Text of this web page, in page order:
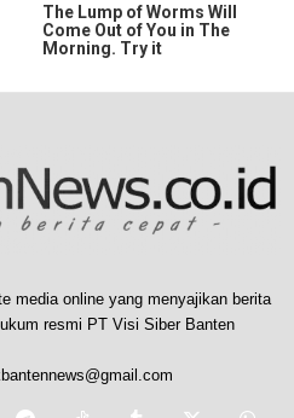
The Lump of Worms Will
Come Out of You in The
Morning. Try it
media online yang menyajikan berita
resmi PT Visi Siber Banten